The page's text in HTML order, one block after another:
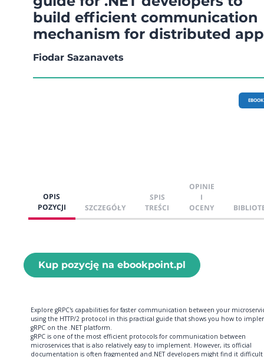
build efficient communication
mechanism for distributed
Fiodar Sazanavets
EBOOK
OPIS
POZYCJI
SZCZEGÓŁY
SPIS
TREŚCI
OPINIE
I
OCENY
Kup pozycję na ebookpoint.pl
Explore gRPC's capabilities for faster communication between your
using the HTTP/2 protocol in this practical guide that shows you how to
gRPC on the .NET platform.
gRPC is one of the most efficient protocols for communication between
microservices that is also relatively easy to implement. However, its official
documentation is often fragmented and.NET developers might find it